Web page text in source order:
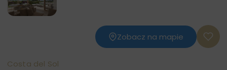
Zobacz na mapie
Costa del Sol